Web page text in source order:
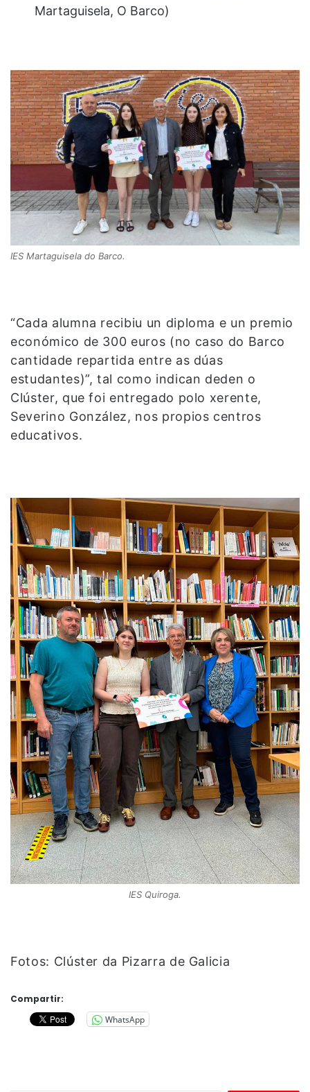
Martaguisela, O Barco)
IES Martaguisela do Barco.
“Cada alumna recibiu un diploma e un premio
económico de 300 euros (no caso do Barco
cantidade repartida entre as dúas
estudantes)”, tal como indican deden o
Clúster, que foi entregado polo xerente,
Severino González, nos propios centros
educativos.
IES Quiroga.
Fotos: Clúster da Pizarra de Galicia
Compartir:
WhatsApp